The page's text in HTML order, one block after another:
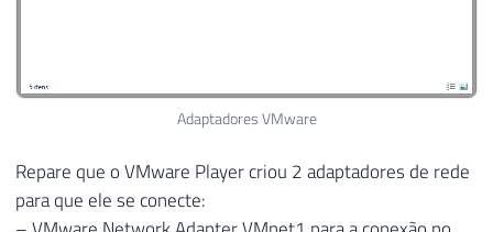
Adaptadores VMware
Repare que o VMware Player criou 2 adaptadores de rede
para que ele se conecte: